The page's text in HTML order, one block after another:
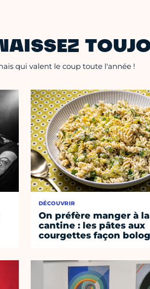
qui valent le coup toute l'année !
DÉCOUVRIR
On préfère manger à la
cantine : les pâtes aux
courgettes façon